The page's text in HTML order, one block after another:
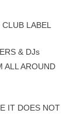
LABEL
& DJs
ALL AROUND
IT DOES NOT